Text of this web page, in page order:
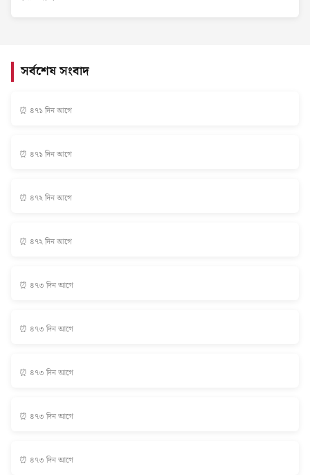
সর্বশেষ সংবাদ
⏰ ৪৭১ দিন আগে
⏰ ৪৭১ দিন আগে
⏰ ৪৭২ দিন আগে
⏰ ৪৭২ দিন আগে
⏰ ৪৭৩ দিন আগে
⏰ ৪৭৩ দিন আগে
⏰ ৪৭৩ দিন আগে
⏰ ৪৭৩ দিন আগে
⏰ ৪৭৩ দিন আগে